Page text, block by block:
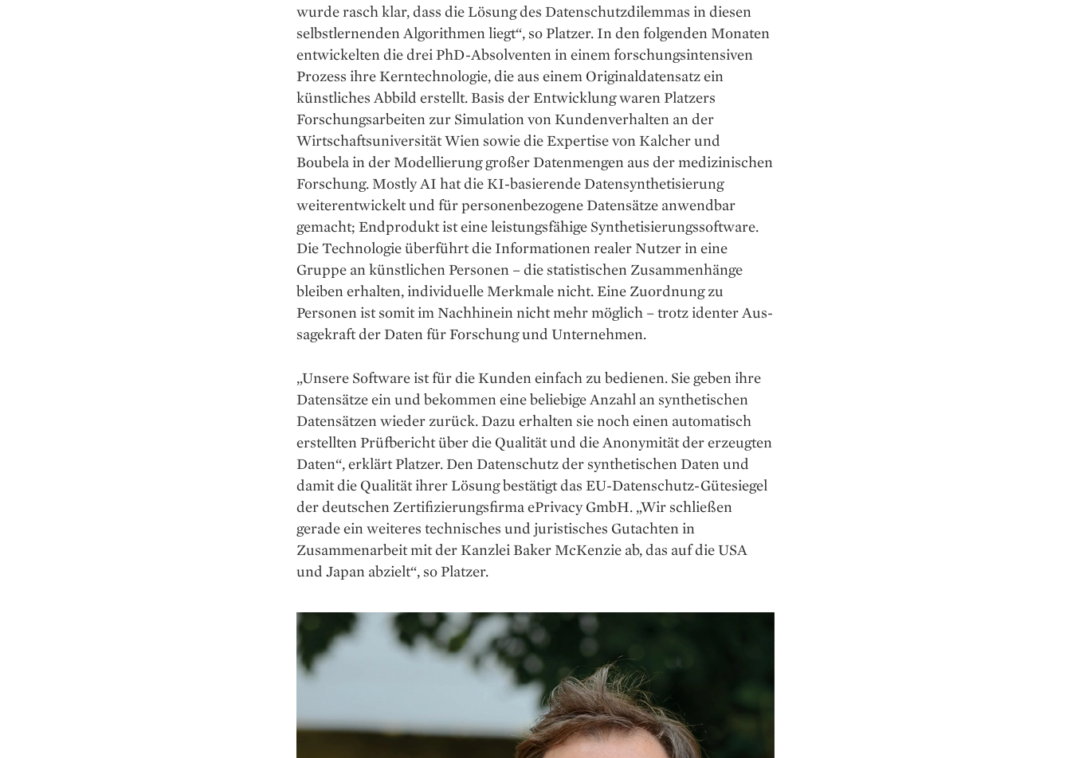
wurde rasch klar, dass die Lösung des Datenschutzdilemmas in diesen
selbstlernenden Algorithmen liegt“, so Platzer. In den folgenden Monaten
entwickelten die drei PhD-Absolventen in einem forschungsintensiven
Prozess ihre Kerntechnologie, die aus einem Originaldatensatz ein
künstliches Abbild erstellt. Basis der Entwicklung waren Platzers
Forschungsarbeiten zur Simulation von Kundenverhalten an der
Wirtschaftsuniversität Wien sowie die Expertise von Kalcher und
Boubela in der Modellierung großer Datenmengen aus der medizinischen
Forschung. Mostly AI hat die KI-basierende Datensynthetisierung
weiterentwickelt und für personenbezogene Datensätze anwendbar
gemacht; Endprodukt ist eine leistungsfähige Synthetisierungssoftware.
Die Technologie überführt die Informationen realer Nutzer in eine
Gruppe an künstlichen Personen – die statistischen Zusammenhänge
bleiben erhalten, individuelle Merkmale nicht. Eine Zuordnung zu
Personen ist somit im Nachhinein nicht mehr möglich – trotz identer Aus­
sagekraft der Daten für Forschung und Unternehmen.
„Unsere Software ist für die Kunden einfach zu bedienen. Sie ­geben ihre
Datensätze ein und bekommen eine beliebige Anzahl an synthetischen
Datensätzen ­wieder zurück. Dazu erhalten sie noch ­einen automatisch
erstellten Prüf­bericht über die Qualität und die Anonymität der erzeugten
Daten“, erklärt Platzer. Den Datenschutz der synthetischen Daten und
damit die Qualität ihrer Lösung bestätigt das EU-Datenschutz-Güte­siegel
der deutschen Zertifizierungsfirma ­ePrivacy GmbH. „Wir schließen
gerade ein weiteres technisches und juristisches Gutachten in
Zusammenarbeit mit der Kanzlei Baker McKenzie ab, das auf die USA
und Japan abzielt“, so Platzer.